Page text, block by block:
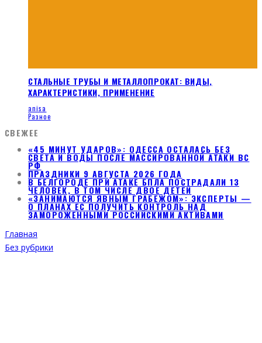
СТАЛЬНЫЕ ТРУБЫ И МЕТАЛЛОПРОКАТ: ВИДЫ,
ХАРАКТЕРИСТИКИ, ПРИМЕНЕНИЕ
anisa
Разное
СВЕЖЕЕ
«45 МИНУТ УДАРОВ»: ОДЕССА ОСТАЛАСЬ БЕЗ
СВЕТА И ВОДЫ ПОСЛЕ МАССИРОВАННОЙ АТАКИ ВС
РФ
ПРАЗДНИКИ 9 АВГУСТА 2026 ГОДА
В БЕЛГОРОДЕ ПРИ АТАКЕ БПЛА ПОСТРАДАЛИ 13
ЧЕЛОВЕК, В ТОМ ЧИСЛЕ ДВОЕ ДЕТЕЙ
«ЗАНИМАЮТСЯ ЯВНЫМ ГРАБЕЖОМ»: ЭКСПЕРТЫ —
О ПЛАНАХ ЕС ПОЛУЧИТЬ КОНТРОЛЬ НАД
ЗАМОРОЖЕННЫМИ РОССИЙСКИМИ АКТИВАМИ
Главная
Без рубрики